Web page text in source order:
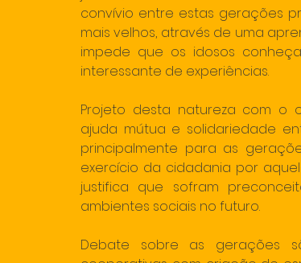
convívio entre estas gerações
mais velhos, através de uma
impede que os idosos
interessante de experiências.
Projeto desta natureza com o
ajuda mútua e solidariedade
principalmente para as
exercício da cidadania por
justifica que sofram
ambientes sociais no futuro.
Debate sobre as gerações